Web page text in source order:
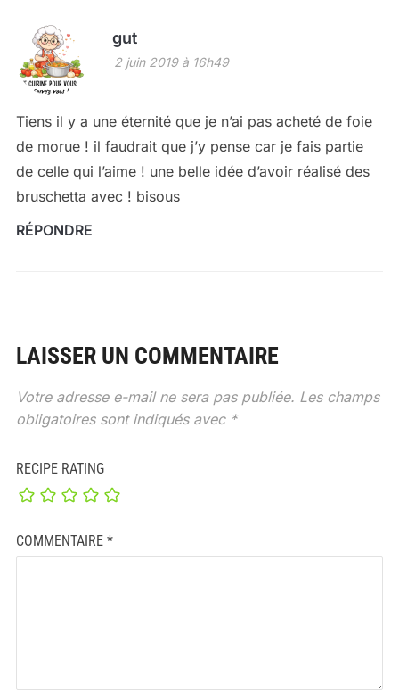
gut
2 juin 2019 à 16h49
Tiens il y a une éternité que je n’ai pas acheté de foie
de morue ! il faudrait que j’y pense car je fais partie
de celle qui l’aime ! une belle idée d’avoir réalisé des
bruschetta avec ! bisous
RÉPONDRE
LAISSER UN COMMENTAIRE
Votre adresse e-mail ne sera pas publiée. Les champs
obligatoires sont indiqués avec *
RECIPE RATING
COMMENTAIRE *